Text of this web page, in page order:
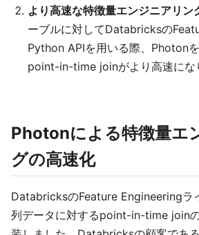
より高速な特徴量エンジニアリン
ーブルに対してDatabricksの
Python APIを用いる際、Photon
point-in-time joinがより高速にな
Photonによる特徴量エ
グの高速化
DatabricksのFeature Engineeringラ
列データに対するpoint-in-time join